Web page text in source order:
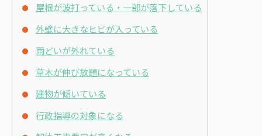
屋根が波打っている・一部が落下している
外壁に大きなヒビが入っている
雨どいが外れている
草木が伸び放題になっている
建物が傾いている
行政指導の対象になる